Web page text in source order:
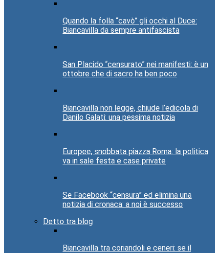
Quando la folla “cavò” gli occhi al Duce:
Biancavilla da sempre antifascista
San Placido “censurato” nei manifesti: è un
ottobre che di sacro ha ben poco
Biancavilla non legge, chiude l’edicola di
Danilo Galati: una pessima notizia
Europee, snobbata piazza Roma: la politica
va in sale festa e case private
Se Facebook “censura” ed elimina una
notizia di cronaca: a noi è successo
Detto tra blog
Biancavilla tra coriandoli e ceneri: se il